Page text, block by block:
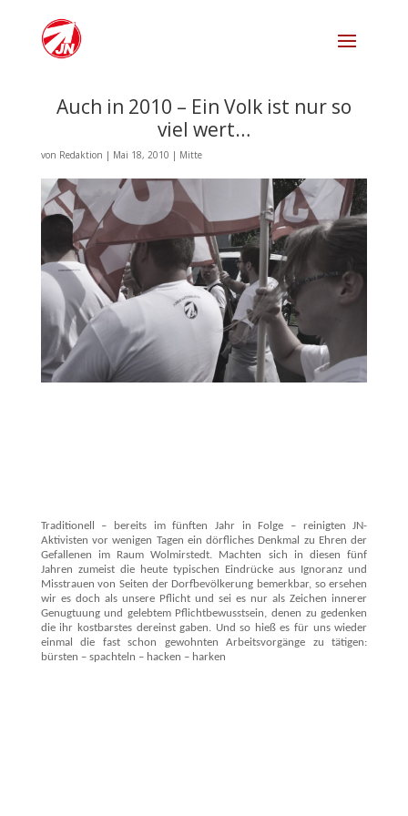
Auch in 2010 – Ein Volk ist nur so
viel wert…
von Redaktion | Mai 18, 2010 | Mitte
Traditionell – bereits im fünften Jahr in Folge – reinigten JN-
Aktivisten vor wenigen Tagen ein dörfliches Denkmal zu Ehren der
Gefallenen im Raum Wolmirstedt. Machten sich in diesen fünf
Jahren zumeist die heute typischen Eindrücke aus Ignoranz und
Misstrauen von Seiten der Dorfbevölkerung bemerkbar, so ersehen
wir es doch als unsere Pflicht und sei es nur als Zeichen innerer
Genugtuung und gelebtem Pflichtbewusstsein, denen zu gedenken
die ihr kostbarstes dereinst gaben. Und so hieß es für uns wieder
einmal die fast schon gewohnten Arbeitsvorgänge zu tätigen:
bürsten – spachteln – hacken – harken